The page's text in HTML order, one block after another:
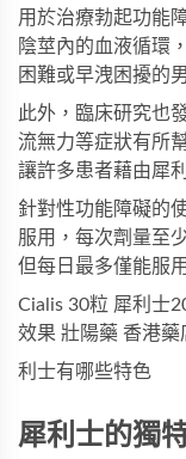
用於治療勃起功能
陰莖內的血液循環
困難或早洩困擾的
此外，臨床研究也
流無力等症狀有所
讓許多患者藉由犀
針對性功能障礙的
服用，每次劑量至
但每日最多僅能服
Cialis 30粒 犀利士
效果 壯陽藥 香港藥
利士有哪些特色
犀利士的獨